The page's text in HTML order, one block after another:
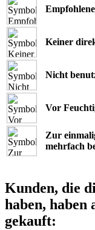
Keiner
Nicht
Vor
Zur
mehrfach
Kunden, die
haben, haben
gekauft: